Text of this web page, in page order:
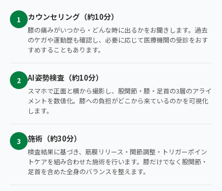
1 カウンセリング（約10分）
膝の痛みがいつから・どんな時に出るかをお聞きします。過去
のケガや運動歴も確認し、必要に応じて医療機関の受診をおす
すめすることもあります。
2 AI姿勢検査（約10分）
スマホで正面と横から撮影し、股関節・膝・足首の3層のアライ
メントを数値化。膝への負担がどこから来ているのかを可視化
します。
3 施術（約30分）
検査結果に基づき、筋膜リリース・関節調整・トリガーポイン
トケアを組み合わせた施術を行います。膝だけでなく股関節・
足首を含めた全身のバランスを整えます。